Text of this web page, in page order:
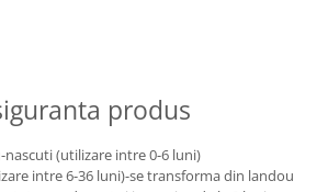
produs
(utilizare intre 0-6 luni)
intre 6-36 luni)-se transforma din landou